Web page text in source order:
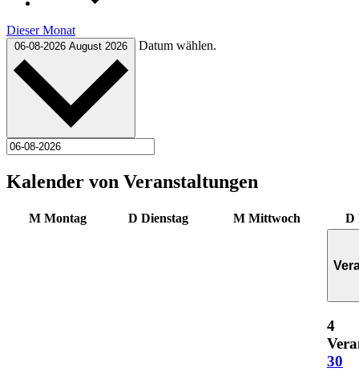
Dieser Monat
06-08-2026 August 2026 Datum wählen.
Kalender von Veranstaltungen
M Montag DDienstag MMittwoch D
4
30